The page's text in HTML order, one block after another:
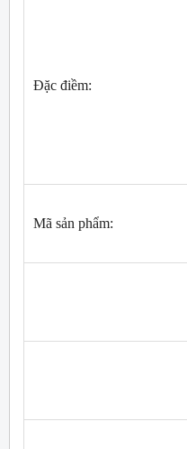
Đặc điềm:
Mã sản phẩm: